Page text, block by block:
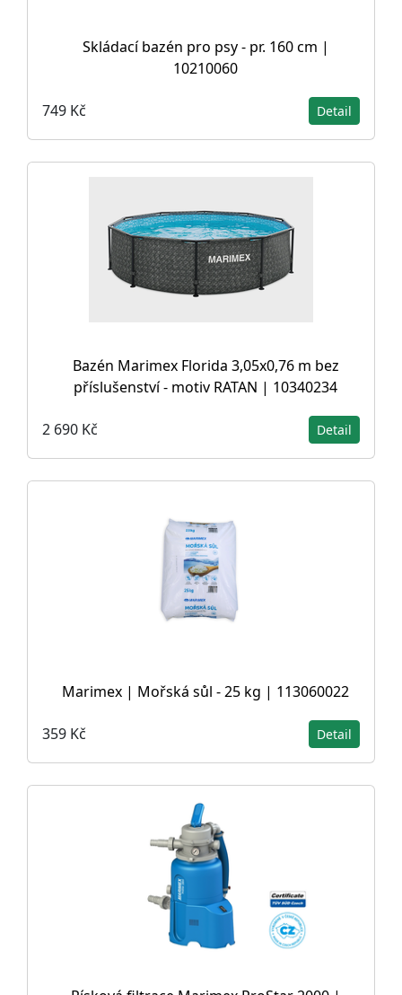
Skládací bazén pro psy - pr. 160 cm |
10210060
749 Kč Detail
Bazén Marimex Florida 3,05x0,76 m bez
příslušenství - motiv RATAN | 10340234
2 690 Kč Detail
Marimex | Mořská sůl - 25 kg | 113060022
359 Kč Detail